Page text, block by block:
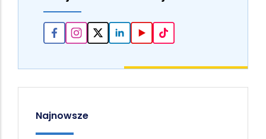
Najnowsze